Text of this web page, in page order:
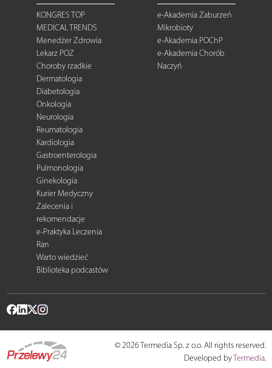
KONGRES TOP
MEDICAL TRENDS
Menedżer Zdrowia
Lekarz POZ
Choroby rzadkie
Dermatologia
Diabetologia
Onkologia
Neurologia
Reumatologia
Kardiologia
Gastroenterologia
Pulmonologia
Ginekologia
Kurier Medyczny
Zalecenia i
rekomendacje
e-Praktyka Leczenia
Ran
Warto wiedzieć
Biblioteka podcastów
e-Akademia Zaburzeń
Mikrobioty
e-Akademia POChP
e-Akademia Chorób
Naczyń
© 2026 Termedia Sp. z o.o. All rights reserved.
Developed byTermedia.